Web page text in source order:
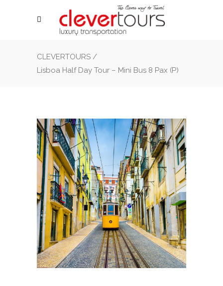
CLEVERTOURS /
Lisboa Half Day Tour – Mini Bus 8 Pax (P)